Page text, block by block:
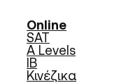
Online
SAT
A Levels
IB
Κινέζικα